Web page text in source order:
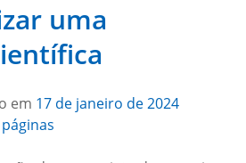
uma
em 17 de janeiro de 2024